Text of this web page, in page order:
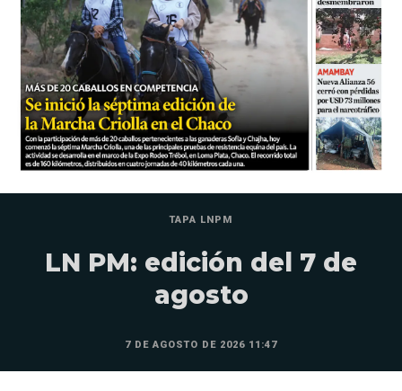
TAPA LNPM
LN PM: edición del 7 de
agosto
7 DE AGOSTO DE 2026 11:47